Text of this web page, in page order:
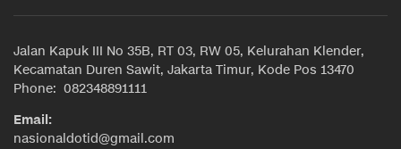
Jalan Kapuk III No 35B, RT 03, RW 05, Kelurahan Klender,
Kecamatan Duren Sawit, Jakarta Timur, Kode Pos 13470
Phone: 082348891111
Email:
nasionaldotid@gmail.com